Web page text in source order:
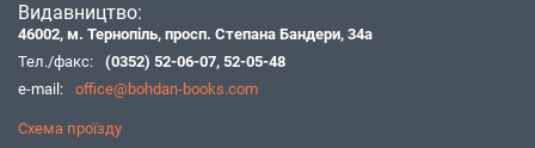
Видавництво:
46002, м. Тернопіль, просп. Степана Бандери, 34а
Тел./факс:
(0352) 52-06-07, 52-05-48
e-mail:
office@bohdan-books.com
Схема проїзду